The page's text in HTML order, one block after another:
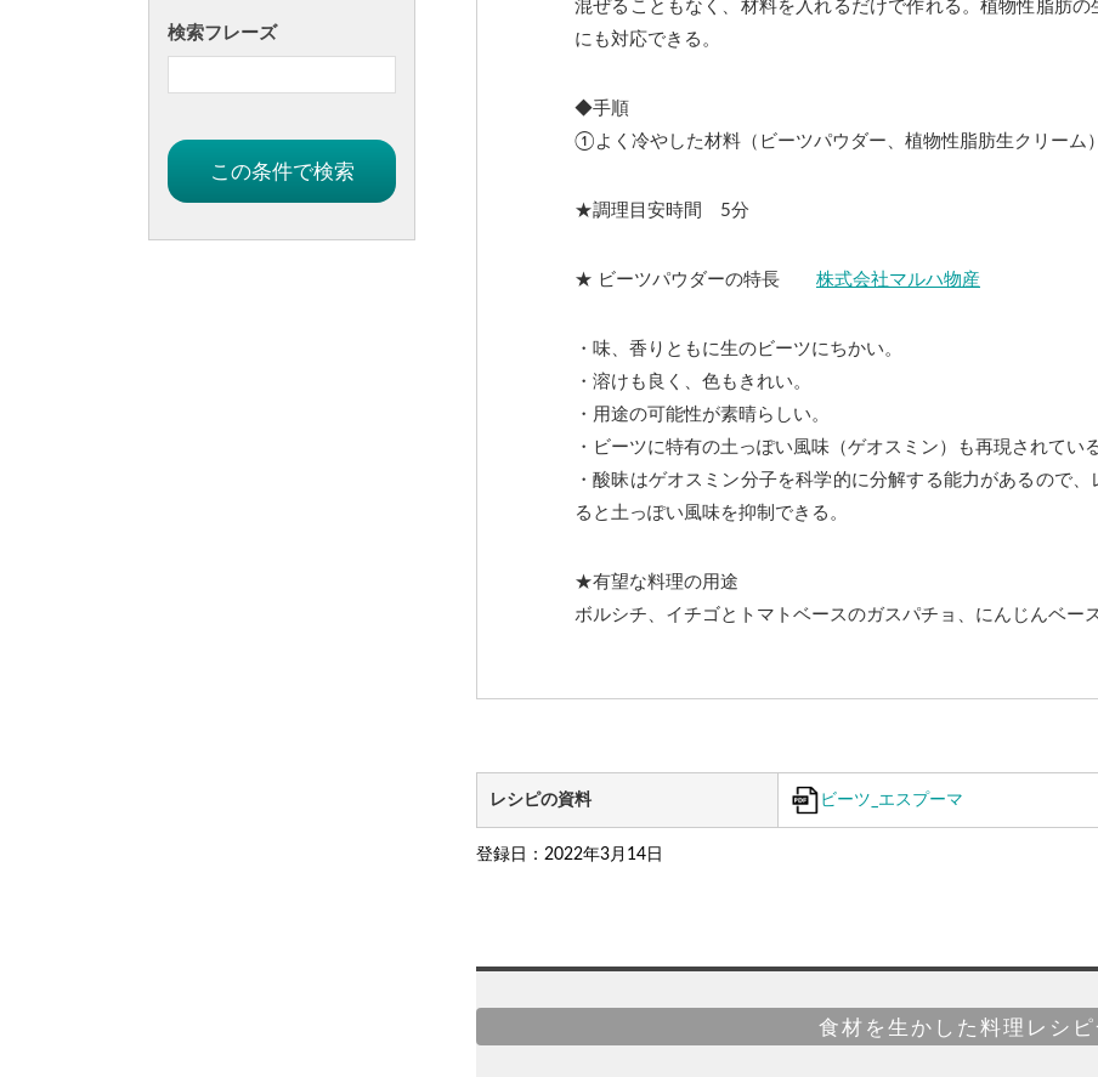
混ぜることもなく、材料を入れるだけで作れる。植物性脂肪
にも対応できる。
◆手順
①よく冷やした材料（ビーツパウダー、植物性脂肪生クリーム
★調理目安時間 5分
★ ビーツパウダーの特長 株式会社マルハ物産
・味、香りともに生のビーツにちかい。
・溶けも良く、色もきれい。
・用途の可能性が素晴らしい。
・ビーツに特有の土っぽい風味（ゲオスミン）も再現されている
・酸昧はゲオスミン分子を科学的に分解する能力があるので
ると土っぽい風味を抑制できる。
★有望な料理の用途
ボルシチ、イチゴとトマトベースのガスパチョ、にんじんベー
レシピの資料 ビーツ_エスプーマ
登録日：2022年3月14日
食材を生かした料理レシピ
検索フレーズ